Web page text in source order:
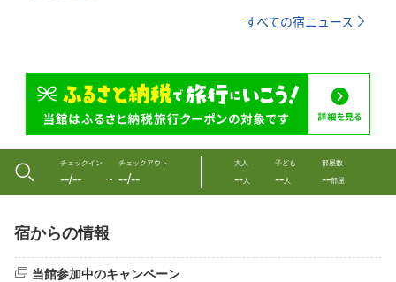
すべての宿ニュース
チェックイン
--/-- 〜
チェックアウト
--/--
大人
--人
子ども
--人
部屋数
--部屋
宿からの情報
当館参加中のキャンペーン